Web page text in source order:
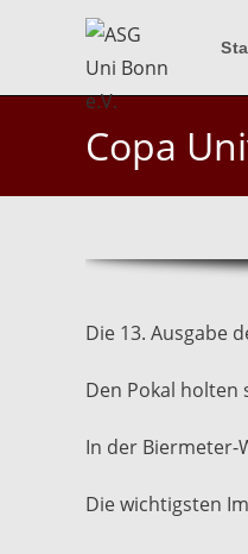
Copa
Die 13. Ausgabe
Den Pokal holten
In der Biermeter-
Die wichtigsten